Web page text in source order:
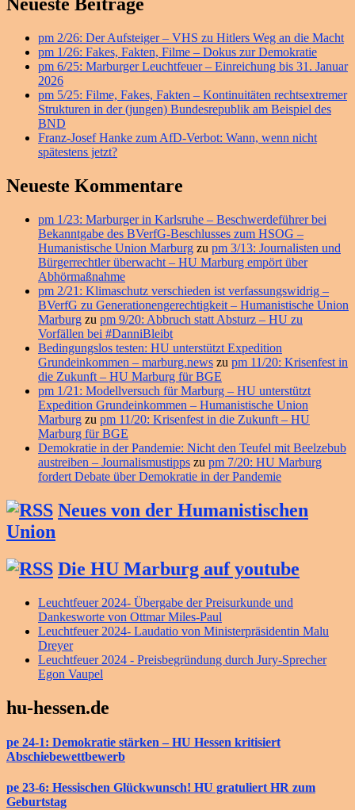
Widget-
Bereich
Neueste Beiträge
pm 2/26: Der Aufsteiger – VHS zu Hitlers Weg an die Macht
pm 1/26: Fakes, Fakten, Filme – Dokus zur Demokratie
pm 6/25: Marburger Leuchtfeuer – Einreichung bis 31. Januar
2026
pm 5/25: Filme, Fakes, Fakten – Kontinuitäten rechtsextremer
Strukturen in der (jungen) Bundesrepublik am Beispiel des
BND
Franz-Josef Hanke zum AfD-Verbot: Wann, wenn nicht
spätestens jetzt?
Neueste Kommentare
pm 1/23: Marburger in Karlsruhe – Beschwerdeführer bei
Bekanntgabe des BVerfG-Beschlusses zum HSOG –
Humanistische Union Marburg zu pm 3/13: Journalisten und
Bürgerrechtler überwacht – HU Marburg empört über
Abhörmaßnahme
pm 2/21: Klimaschutz verschieden ist verfassungswidrig –
BVerfG zu Generationengerechtigkeit – Humanistische Union
Marburg zu pm 9/20: Abbruch statt Absturz – HU zu
Vorfällen bei #DanniBleibt
Bedingungslos testen: HU unterstützt Expedition
Grundeinkommen – marburg.news zu pm 11/20: Krisenfest in
die Zukunft – HU Marburg für BGE
pm 1/21: Modellversuch für Marburg – HU unterstützt
Expedition Grundeinkommen – Humanistische Union
Marburg zu pm 11/20: Krisenfest in die Zukunft – HU
Marburg für BGE
Demokratie in der Pandemie: Nicht den Teufel mit Beelzebub
austreiben – Journalismustipps zu pm 7/20: HU Marburg
fordert Debate über Demokratie in der Pandemie
Neues von der Humanistischen
Union
Die HU Marburg auf youtube
Leuchtfeuer 2024- Übergabe der Preisurkunde und
Dankesworte von Ottmar Miles-Paul
Leuchtfeuer 2024- Laudatio von Ministerpräsidentin Malu
Dreyer
Leuchtfeuer 2024 - Preisbegründung durch Jury-Sprecher
Egon Vaupel
hu-hessen.de
pe 24-1: Demokratie stärken – HU Hessen kritisiert
Abschiebewettbewerb
pe 23-6: Hessischen Glückwunsch! HU gratuliert HR zum
Geburtstag